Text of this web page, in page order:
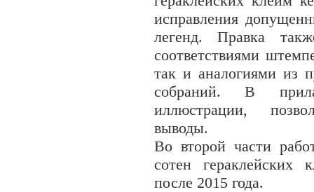
исправления
легенд. Правка
соответствиями
так и аналогиями из
собраний. В
иллюстрации,
выводы.
Во второй части
сотен
после 2015 года.